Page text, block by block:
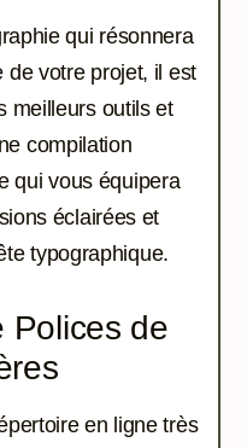
qui résonnera
de votre projet, il est
meilleurs outils et
compilation
qui vous équipera
éclairées et
typographique.
Polices de
en ligne très